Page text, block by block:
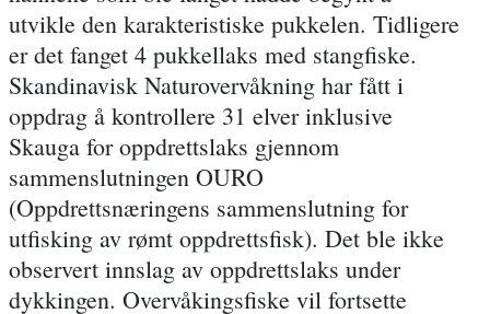
utvikle den karakteristiske pukkelen. Tidligere
er det fanget 4 pukkellaks med stangfiske.
Skandinavisk Naturovervåkning har fått i
oppdrag å kontrollere 31 elver inklusive
Skauga for oppdrettslaks gjennom
sammenslutningen OURO
(Oppdrettsnæringens sammenslutning for
utfisking av rømt oppdrettsfisk). Det ble ikke
observert innslag av oppdrettslaks under
dykkingen. Overvåkingsfiske vil fortsette